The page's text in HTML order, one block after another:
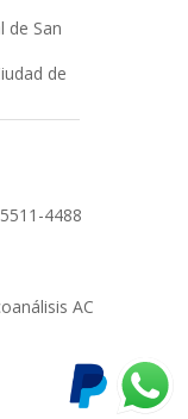
de San
de
4488
AC